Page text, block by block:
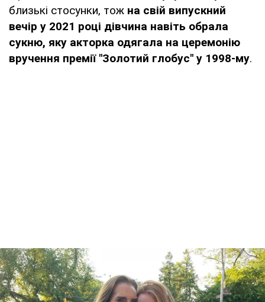
близькі стосунки, тож на свій випускний
вечір у 2021 році дівчина навіть обрала
сукню, яку акторка одягала на церемонію
вручення премії "Золотий глобус" у 1998-му.